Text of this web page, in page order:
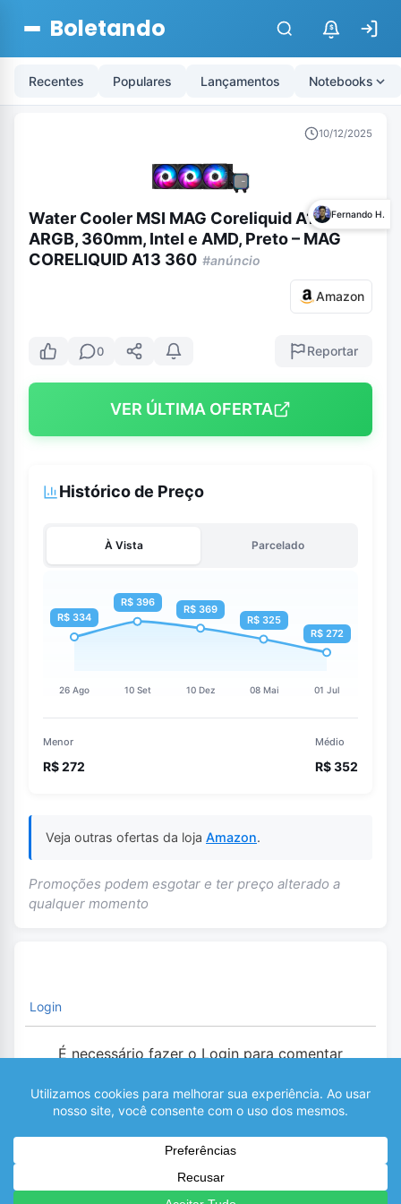
Boletando $
Recentes Populares Lançamentos Notebooks
10/12/2025
Fernando H.
Water Cooler MSI MAG Coreliquid A13,
ARGB, 360mm, Intel e AMD, Preto – MAG
CORELIQUID A13 360 #anúncio
Amazon
0 Reportar
VER ÚLTIMA OFERTA
Histórico de Preço
À Vista Parcelado
Menor
R$ 272
Médio
R$ 352
Veja outras ofertas da loja Amazon.
Promoções podem esgotar e ter preço alterado a
qualquer momento
Login
É necessário fazer o Login para comentar
0 COMENTÁRIOS